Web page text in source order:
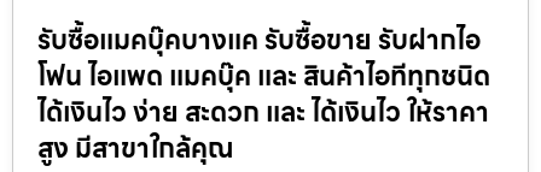
รับซื้อแมคบุ๊คบางแค รับซื้อขาย รับฝากไอ
โฟน ไอแพด แมคบุ๊ค และ สินค้าไอทีทุกชนิด
ได้เงินไว ง่าย สะดวก และ ได้เงินไว ให้ราคา
สูง มีสาขาใกล้คุณ